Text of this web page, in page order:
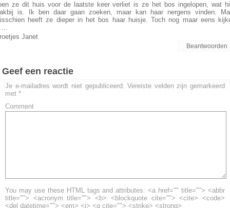
ze dit huis voor de laatste keer verliet is ze het bos ingelopen, wat
is. Ik ben daar gaan zoeken, maar kan haar nergens vinden.
heeft ze dieper in het bos haar huisje. Toch nog maar eens
Janet
Beantwoorden
Geef een reactie
Je e-mailadres wordt niet gepubliceerd. Vereiste velden zijn gemarkeerd
met *
Comment
You may use these HTML tags and attributes: <a href="" title=""> <abbr
title=""> <acronym title=""> <b> <blockquote cite=""> <cite> <code>
<del datetime=""> <em> <i> <q cite=""> <strike> <strong>